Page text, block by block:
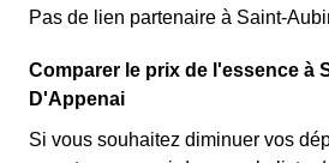
Pas de lien partenaire à Saint-
Comparer le prix de l'essence à
D'Appenai
Si vous souhaitez diminuer vos